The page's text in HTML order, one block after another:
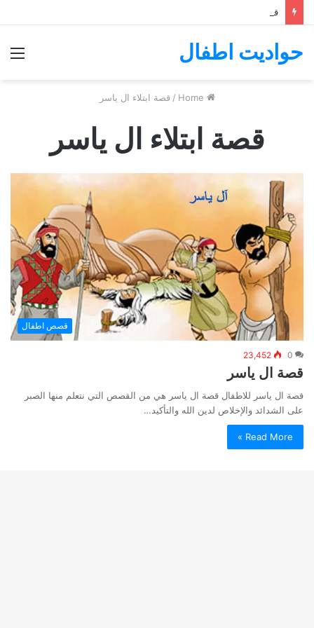
قصة ال ياسر
حواديت اطفال
/ قصة ابتلاء ال ياسر
قصة ابتلاء ال ياسر
قصص اطفال
0
23,452
قصة ال ياسر
قصة ال ياسر للاطفال قصة ال ياسر هي من القصص التي نتعلم منها الصبر
على الشدائد والإخلاص لدين الله والتأكيد…
Read More »